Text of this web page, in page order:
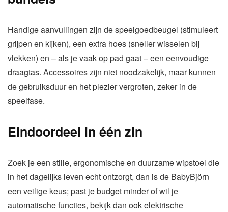
Handige aanvullingen zijn de speelgoedbeugel (stimuleert
grijpen en kijken), een extra hoes (sneller wisselen bij
vlekken) en – als je vaak op pad gaat – een eenvoudige
draagtas. Accessoires zijn niet noodzakelijk, maar kunnen
de gebruiksduur en het plezier vergroten, zeker in de
speelfase.
Eindoordeel in één zin
Zoek je een stille, ergonomische en duurzame wipstoel die
in het dagelijks leven echt ontzorgt, dan is de BabyBjörn
een veilige keus; past je budget minder of wil je
automatische functies, bekijk dan ook elektrische